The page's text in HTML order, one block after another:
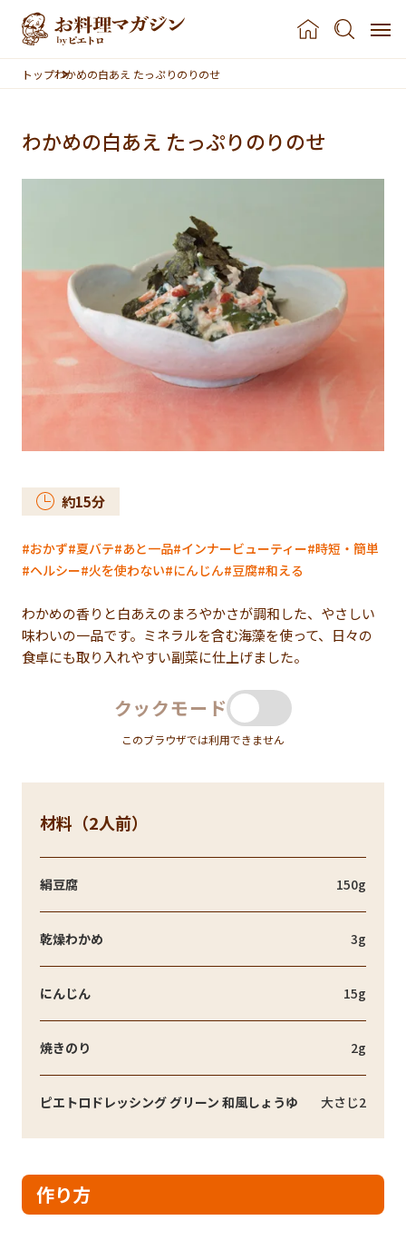
本文へスキップ
トップわかめの白あえ たっぷりのりのせ
わかめの白あえ たっぷりのりのせ
約15分
おかず 夏バテ あと一品 インナービューティー 時短・簡単
ヘルシー 火を使わない にんじん 豆腐 和える
わかめの香りと白あえのまろやかさが調和した、やさしい
味わいの一品です。ミネラルを含む海藻を使って、日々の
食卓にも取り入れやすい副菜に仕上げました。
クックモード
このブラウザでは利用できません
材料（2人前）
絹豆腐 150g
乾燥わかめ 3g
にんじん 15g
焼きのり 2g
ピエトロドレッシング グリーン 和風しょうゆ 大さじ2
作り方